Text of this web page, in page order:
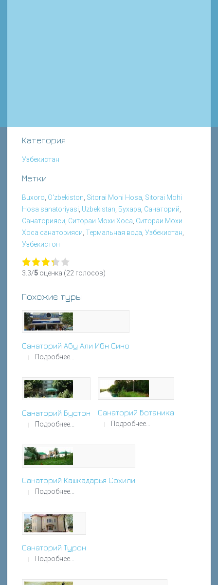
Категория
Узбекистан
Метки
Buxoro, O'zbekiston, Sitorai Mohi Hosa, Sitorai Mohi
Hosa sanatoriyasi, Uzbekistan, Бухара, Санаторий,
Санаторияси, Ситораи Мохи Хоса, Ситораи Мохи
Хоса санаторияси, Термальная вода, Узбекистан,
Узбекистон
3.3/5 оценка (22 голосов)
Похожие туры
Санаторий Абу Али Ибн Сино
Подробнее...
Санаторий Бустон
Подробнее...
Санаторий Ботаника
Подробнее...
Санаторий Кашкадарья Сохили
Подробнее...
Санаторий Турон
Подробнее...